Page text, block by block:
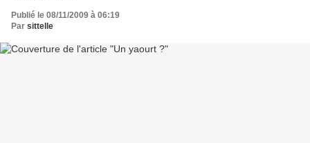
Publié le 08/11/2009 à 06:19
Par sittelle